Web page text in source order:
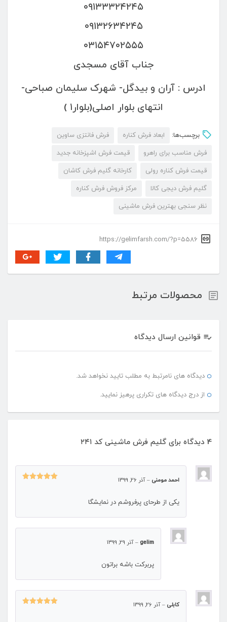
۰۹۱۳۳۳۲۴۲۴۵
۰۹۱۳۲۶۳۴۲۴۵
۰۳۱۵۴۷۰۲۵۵۵
جناب آقای مسجدی
ادرس : آران و بیدگل- شهرک سلیمان صباحی-
انتهای بلوار اصلی(بلوار۱ )
برچسب‌ها: ابعاد فرش کناره
فرش فانتزی ساوین
فرش مناسب برای راهرو
قیمت فرش اشپزخانه جدید
قیمت فرش کناره رولی
کارخانه گلیم فرش کاشان
گلیم فرش دیجی کالا
مرکز فروش فرش کناره
نظر سنجی بهترین فرش ماشینی
https://gelimfarsh.com/?p=5586
محصولات مرتبط
قوانین ارسال دیدگاه
دیدگاه های نامرتبط به مطلب تایید نخواهد شد.
از درج دیدگاه های تکراری پرهیز نمایید.
4 دیدگاه برای گلیم فرش ماشینی کد ۲۴۱
احمد مومنی – آذر 26, 1399
یکی از طرحای پرفروشم در نمایشگا
gelim
– آذر 29, 1399
پربرکت باشه براتون
کابلی – آذر 26, 1399